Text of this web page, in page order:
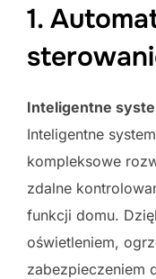
1.
Inteligentne
Inteligentne
kompleksowe
zdalne
funkcji domu.
oświetleniem,
zabezpieczeniem